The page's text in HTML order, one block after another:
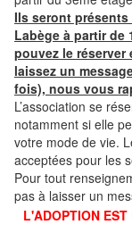
Ils seront présents
Labège à partir de
pouvez le réserver
laissez un
fois), nous vous
L’association se
notamment si elle
votre mode de vie.
acceptées pour les
Pour tout
pas à laisser un
L'ADOPTION